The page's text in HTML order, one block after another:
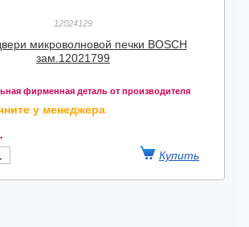
12024129
микроволновой печки BOSCH
зам.12021799
фирменная деталь от производителя
у менеджера